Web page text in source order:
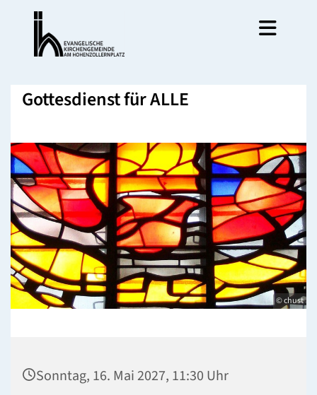
Gottesdienst für ALLE
© chust
Sonntag, 16. Mai 2027, 11:30 Uhr